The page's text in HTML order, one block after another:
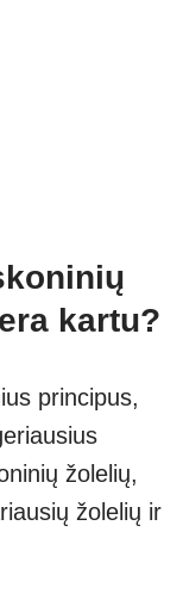
kartu?
principus,
žolelių,
žolelių ir